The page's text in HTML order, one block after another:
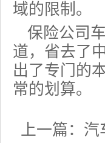
域的限制。
保险公司
道，省去了
出了专门的
常的划算。
上一篇： 汽